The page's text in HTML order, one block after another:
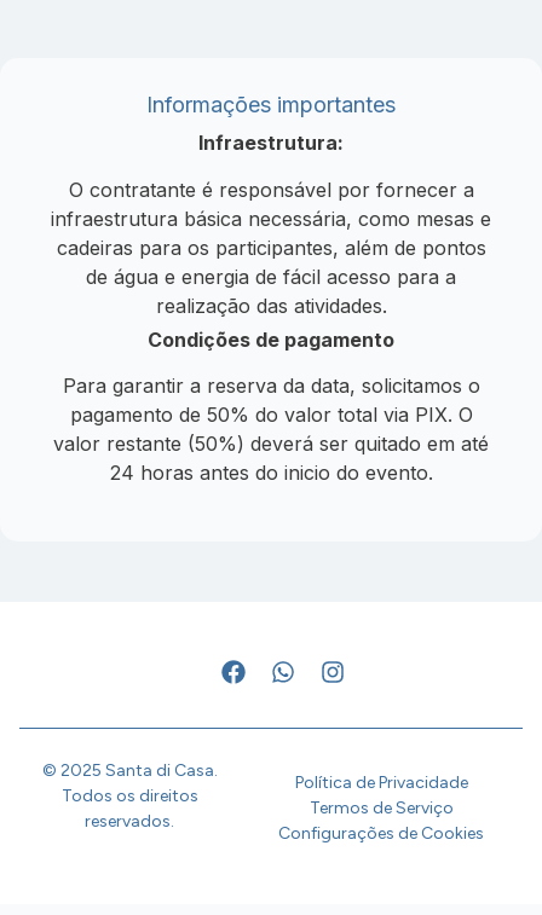
Informações importantes
Infraestrutura:
O contratante é responsável por fornecer a
infraestrutura básica necessária, como mesas e
cadeiras para os participantes, além de pontos
de água e energia de fácil acesso para a
realização das atividades.
Condições de pagamento
Para garantir a reserva da data, solicitamos o
pagamento de 50% do valor total via PIX. O
valor restante (50%) deverá ser quitado em até
24 horas antes do inicio do evento.
© 2025 Santa di Casa.
Todos os direitos
reservados.
Política de Privacidade
Termos de Serviço
Configurações de Cookies